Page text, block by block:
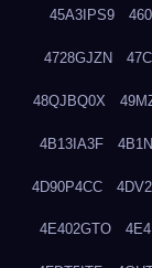
45A3IPS9
4728GJZN
48QJBQ0X
4B13IA3F
4D90P4CC
4E402GTO